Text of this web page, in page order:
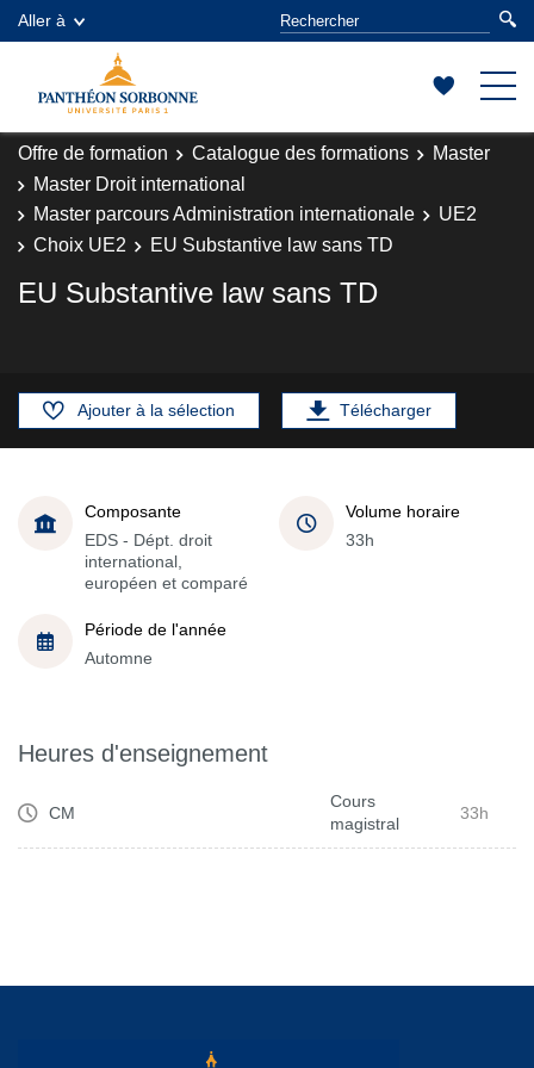
Aller à
Offre de formation Catalogue des formations
Master
Master Droit international
Master parcours Administration internationale
UE2
Choix UE2
EU Substantive law sans TD
EU Substantive law sans TD
Ajouter à la sélection Télécharger
Composante
EDS - Dépt. droit
international,
européen et comparé
Volume horaire
33h
Période de l'année
Automne
Heures d'enseignement
CM
Cours
magistral
33h